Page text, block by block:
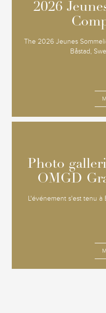
2026
The 2026 Jeunes
Båstad,
2026
Photo
OMGD
L'événement s'est tenu à
Photo
OMGD